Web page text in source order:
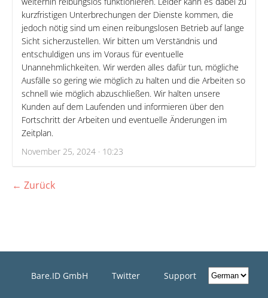
kurzfristigen Unterbrechungen der Dienste kommen, die
jedoch nötig sind um einen reibungslosen Betrieb auf lange
Sicht sicherzustellen. Wir bitten um Verständnis und
entschuldigen uns im Voraus für eventuelle
Unannehmlichkeiten. Wir werden alles dafür tun, mögliche
Ausfälle so gering wie möglich zu halten und die Arbeiten so
schnell wie möglich abzuschließen. Wir halten unsere
Kunden auf dem Laufenden und informieren über den
Fortschritt der Arbeiten und eventuelle Änderungen im
Zeitplan.
November 25, 2024 · 10:23
← Zurück
Bare.ID GmbH Twitter Support